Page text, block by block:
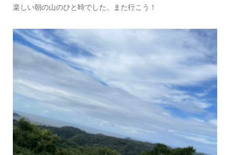
楽しい朝の山のひと時でした。また行こう！